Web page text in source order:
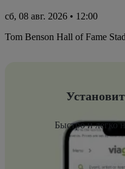
сб, 08 авг. 2026 • 12:00
Tom Benson Hall of Fame
Быстро и легко